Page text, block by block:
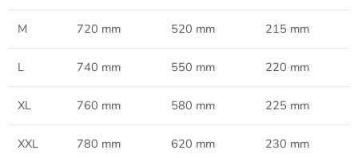
M 720 mm 520 mm 215 mm
L 740 mm 550 mm 220 mm
XL 760 mm 580 mm 225 mm
XXL 780 mm 620 mm 230 mm